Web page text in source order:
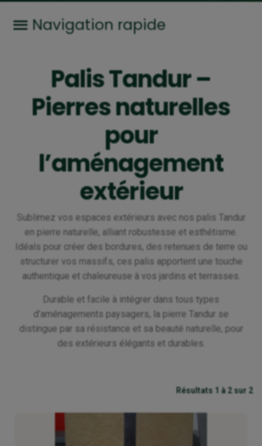
Palis Tandur –
Pierres naturelles
pour
l’aménagement
extérieur
Sublimez vos espaces extérieurs avec nos palis Tandur
en pierre naturelle, alliant robustesse et esthétisme.
Idéals pour créer des bordures, des retenues de terre ou
structurer vos massifs, ces palis apportent une touche
authentique et chaleureuse à vos jardins et terrasses.
Durable et facile à intégrer dans tous types
d’aménagements paysagers, la pierre Tandur se
distingue par sa résistance et sa beauté naturelle, pour
des extérieurs élégants et durables.
Résultats 1 à 2 sur 2